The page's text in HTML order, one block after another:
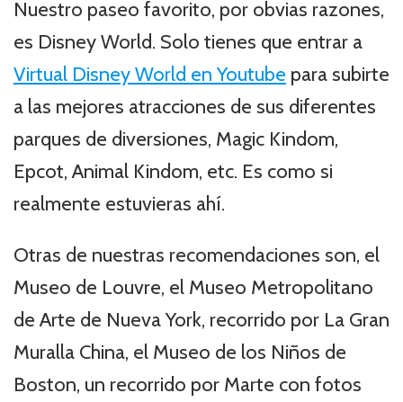
Nuestro paseo favorito, por obvias razones,
es Disney World. Solo tienes que entrar a
Virtual Disney World en Youtube para subirte
a las mejores atracciones de sus diferentes
parques de diversiones, Magic Kindom,
Epcot, Animal Kindom, etc. Es como si
realmente estuvieras ahí.
Otras de nuestras recomendaciones son, el
Museo de Louvre, el Museo Metropolitano
de Arte de Nueva York, recorrido por La Gran
Muralla China, el Museo de los Niños de
Boston, un recorrido por Marte con fotos